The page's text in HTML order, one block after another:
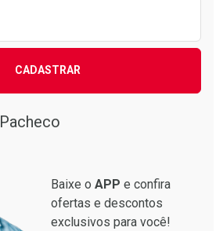
CADASTRAR
Baixe o APP e confira
ofertas e descontos
exclusivos para você!